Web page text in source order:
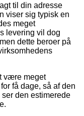
til din adresse
viser sig typisk en
meget
levering vil dog
dette beroer på
være meget
få dage, så af den
den estimerede